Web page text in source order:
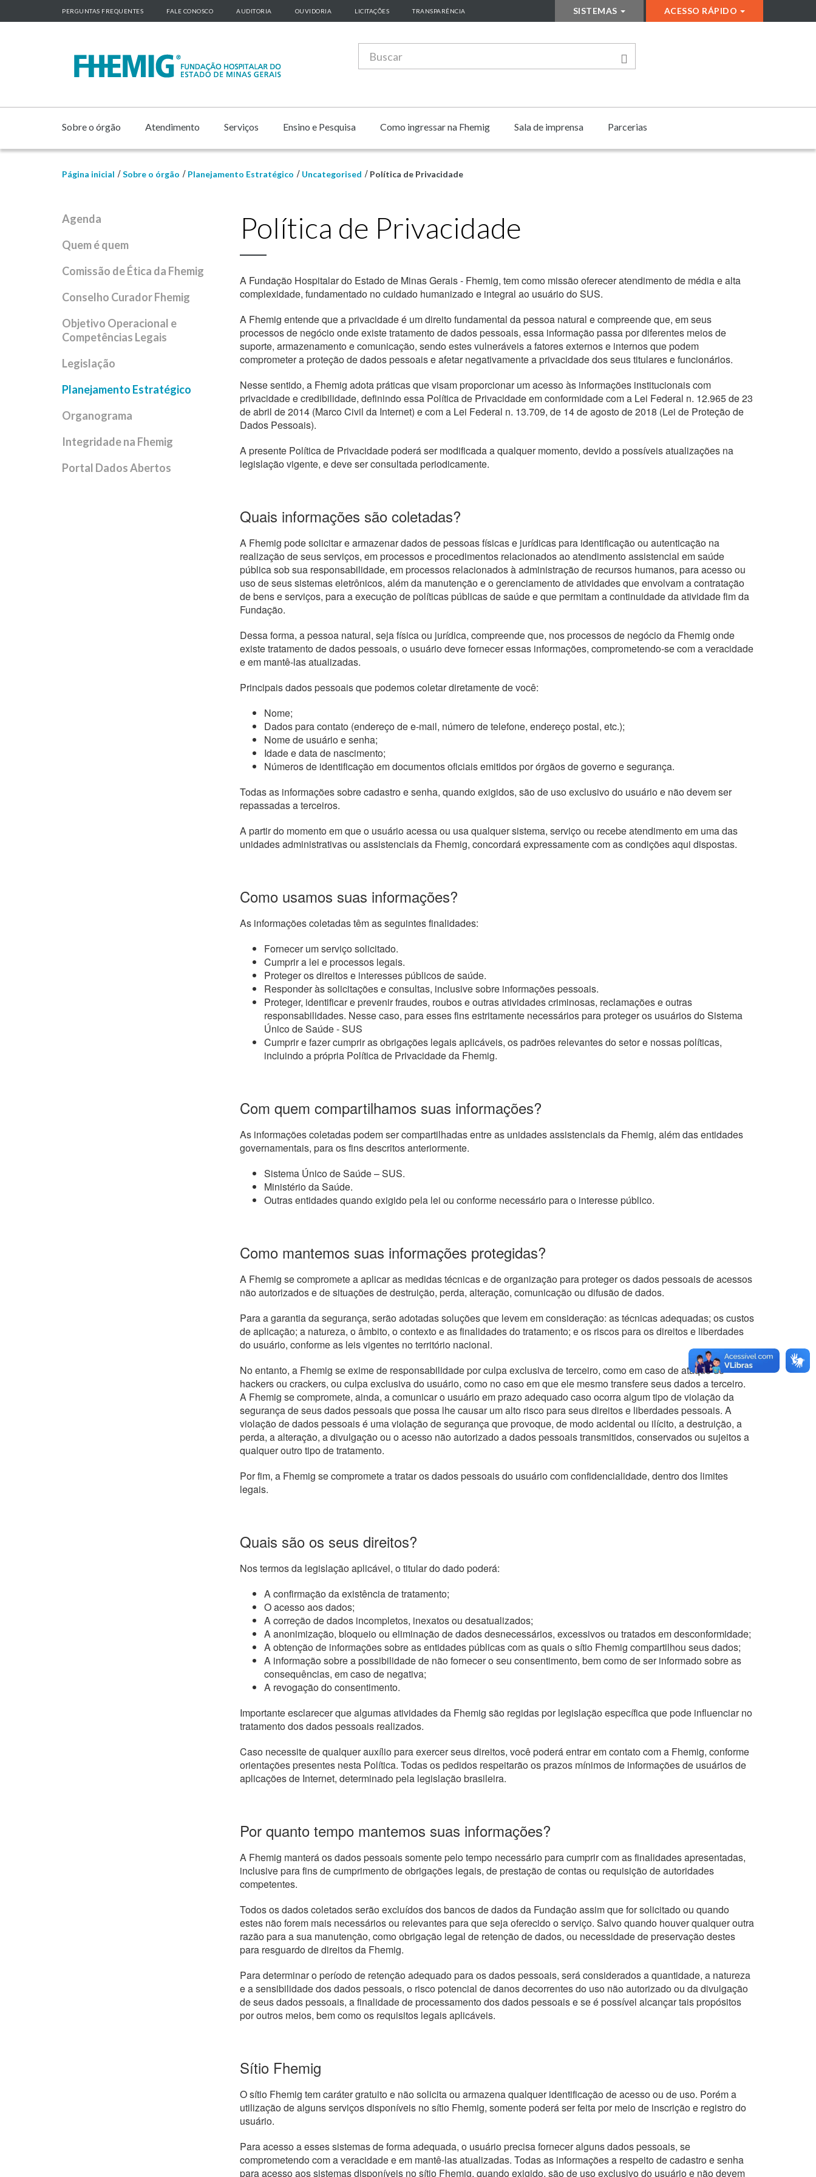
PERGUNTAS FREQUENTES FALE CONOSCO AUDITORIA OUVIDORIA LICITAÇÕES TRANSPARÊNCIA SISTEMAS ACESSO RÁPIDO
Sobre o órgão Atendimento Serviços Ensino e Pesquisa Como ingressar na Fhemig Sala de imprensa Parcerias
Página inicial Sobre o órgão Planejamento Estratégico Uncategorised Política de Privacidade
Agenda
Quem é quem
Comissão de Ética da Fhemig
Conselho Curador Fhemig
Objetivo Operacional e
Competências Legais
Legislação
Planejamento Estratégico
Organograma
Integridade na Fhemig
Portal Dados Abertos
Política de Privacidade
A Fundação Hospitalar do Estado de Minas Gerais - Fhemig, tem como missão oferecer atendimento de média e alta
complexidade, fundamentado no cuidado humanizado e integral ao usuário do SUS.
A Fhemig entende que a privacidade é um direito fundamental da pessoa natural e compreende que, em seus
processos de negócio onde existe tratamento de dados pessoais, essa informação passa por diferentes meios de
suporte, armazenamento e comunicação, sendo estes vulneráveis a fatores externos e internos que podem
comprometer a proteção de dados pessoais e afetar negativamente a privacidade dos seus titulares e funcionários.
Nesse sentido, a Fhemig adota práticas que visam proporcionar um acesso às informações institucionais com
privacidade e credibilidade, definindo essa Política de Privacidade em conformidade com a Lei Federal n. 12.965 de 23
de abril de 2014 (Marco Civil da Internet) e com a Lei Federal n. 13.709, de 14 de agosto de 2018 (Lei de Proteção de
Dados Pessoais).
A presente Política de Privacidade poderá ser modificada a qualquer momento, devido a possíveis atualizações na
legislação vigente, e deve ser consultada periodicamente.
Quais informações são coletadas?
A Fhemig pode solicitar e armazenar dados de pessoas físicas e jurídicas para identificação ou autenticação na
realização de seus serviços, em processos e procedimentos relacionados ao atendimento assistencial em saúde
pública sob sua responsabilidade, em processos relacionados à administração de recursos humanos, para acesso ou
uso de seus sistemas eletrônicos, além da manutenção e o gerenciamento de atividades que envolvam a contratação
de bens e serviços, para a execução de políticas públicas de saúde e que permitam a continuidade da atividade fim da
Fundação.
Dessa forma, a pessoa natural, seja física ou jurídica, compreende que, nos processos de negócio da Fhemig onde
existe tratamento de dados pessoais, o usuário deve fornecer essas informações, comprometendo-se com a veracidade
e em mantê-las atualizadas.
Principais dados pessoais que podemos coletar diretamente de você:
Nome;
Dados para contato (endereço de e-mail, número de telefone, endereço postal, etc.);
Nome de usuário e senha;
Idade e data de nascimento;
Números de identificação em documentos oficiais emitidos por órgãos de governo e segurança.
Todas as informações sobre cadastro e senha, quando exigidos, são de uso exclusivo do usuário e não devem ser
repassadas a terceiros.
A partir do momento em que o usuário acessa ou usa qualquer sistema, serviço ou recebe atendimento em uma das
unidades administrativas ou assistenciais da Fhemig, concordará expressamente com as condições aqui dispostas.
Como usamos suas informações?
As informações coletadas têm as seguintes finalidades:
Fornecer um serviço solicitado.
Cumprir a lei e processos legais.
Proteger os direitos e interesses públicos de saúde.
Responder às solicitações e consultas, inclusive sobre informações pessoais.
Proteger, identificar e prevenir fraudes, roubos e outras atividades criminosas, reclamações e outras
responsabilidades. Nesse caso, para esses fins estritamente necessários para proteger os usuários do Sistema
Único de Saúde - SUS
Cumprir e fazer cumprir as obrigações legais aplicáveis, os padrões relevantes do setor e nossas políticas,
incluindo a própria Política de Privacidade da Fhemig.
Com quem compartilhamos suas informações?
As informações coletadas podem ser compartilhadas entre as unidades assistenciais da Fhemig, além das entidades
governamentais, para os fins descritos anteriormente.
Sistema Único de Saúde – SUS.
Ministério da Saúde.
Outras entidades quando exigido pela lei ou conforme necessário para o interesse público.
Como mantemos suas informações protegidas?
A Fhemig se compromete a aplicar as medidas técnicas e de organização para proteger os dados pessoais de acessos
não autorizados e de situações de destruição, perda, alteração, comunicação ou difusão de dados.
Para a garantia da segurança, serão adotadas soluções que levem em consideração: as técnicas adequadas; os custos
de aplicação; a natureza, o âmbito, o contexto e as finalidades do tratamento; e os riscos para os direitos e liberdades
do usuário, conforme as leis vigentes no território nacional.
No entanto, a Fhemig se exime de responsabilidade por culpa exclusiva de terceiro, como em caso de ataque de
hackers ou crackers, ou culpa exclusiva do usuário, como no caso em que ele mesmo transfere seus dados a terceiro.
A Fhemig se compromete, ainda, a comunicar o usuário em prazo adequado caso ocorra algum tipo de violação da
segurança de seus dados pessoais que possa lhe causar um alto risco para seus direitos e liberdades pessoais. A
violação de dados pessoais é uma violação de segurança que provoque, de modo acidental ou ilícito, a destruição, a
perda, a alteração, a divulgação ou o acesso não autorizado a dados pessoais transmitidos, conservados ou sujeitos a
qualquer outro tipo de tratamento.
Por fim, a Fhemig se compromete a tratar os dados pessoais do usuário com confidencialidade, dentro dos limites
legais.
Quais são os seus direitos?
Nos termos da legislação aplicável, o titular do dado poderá:
A confirmação da existência de tratamento;
O acesso aos dados;
A correção de dados incompletos, inexatos ou desatualizados;
A anonimização, bloqueio ou eliminação de dados desnecessários, excessivos ou tratados em desconformidade;
A obtenção de informações sobre as entidades públicas com as quais o sítio Fhemig compartilhou seus dados;
A informação sobre a possibilidade de não fornecer o seu consentimento, bem como de ser informado sobre as
consequências, em caso de negativa;
A revogação do consentimento.
Importante esclarecer que algumas atividades da Fhemig são regidas por legislação específica que pode influenciar no
tratamento dos dados pessoais realizados.
Caso necessite de qualquer auxílio para exercer seus direitos, você poderá entrar em contato com a Fhemig, conforme
orientações presentes nesta Política. Todas os pedidos respeitarão os prazos mínimos de informações de usuários de
aplicações de Internet, determinado pela legislação brasileira.
Por quanto tempo mantemos suas informações?
A Fhemig manterá os dados pessoais somente pelo tempo necessário para cumprir com as finalidades apresentadas,
inclusive para fins de cumprimento de obrigações legais, de prestação de contas ou requisição de autoridades
competentes.
Todos os dados coletados serão excluídos dos bancos de dados da Fundação assim que for solicitado ou quando
estes não forem mais necessários ou relevantes para que seja oferecido o serviço. Salvo quando houver qualquer outra
razão para a sua manutenção, como obrigação legal de retenção de dados, ou necessidade de preservação destes
para resguardo de direitos da Fhemig.
Para determinar o período de retenção adequado para os dados pessoais, será considerados a quantidade, a natureza
e a sensibilidade dos dados pessoais, o risco potencial de danos decorrentes do uso não autorizado ou da divulgação
de seus dados pessoais, a finalidade de processamento dos dados pessoais e se é possível alcançar tais propósitos
por outros meios, bem como os requisitos legais aplicáveis.
Sítio Fhemig
O sítio Fhemig tem caráter gratuito e não solicita ou armazena qualquer identificação de acesso ou de uso. Porém a
utilização de alguns serviços disponíveis no sítio Fhemig, somente poderá ser feita por meio de inscrição e registro do
usuário.
Para acesso a esses sistemas de forma adequada, o usuário precisa fornecer alguns dados pessoais, se
comprometendo com a veracidade e em mantê-las atualizadas. Todas as informações a respeito de cadastro e senha
para acesso aos sistemas disponíveis no sítio Fhemig, quando exigido, são de uso exclusivo do usuário e não devem